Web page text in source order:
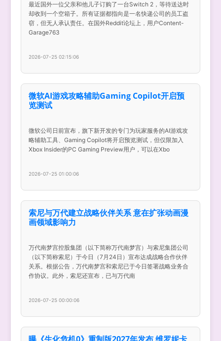
最近国外一位父亲和他儿子订购了一台Switch 2，等待送达时
却收到一个空箱子。所有证据都指向是一名快递公司的员工盗
窃，但无人承认责任。在国外Reddit论坛上，用户Content-
Garage763
2026-07-25 02:15:06
微软AI游戏攻略辅助Gaming Copilot开启预
览测试
微软公司日前宣布，旗下新开发的专门为玩家服务的AI游戏攻
略辅助工具、Gaming Copilot将开启预览测试，但仅限加入
Xbox Insider的PC Gaming Preview用户，可以在Xbo
2026-07-25 01:00:06
索尼与万代建立战略伙伴关系 意在扩张动画漫
画领域影响力
万代南梦宫控股集团（以下简称万代南梦宫）与索尼集团公司
（以下简称索尼）于今日（7月24日）宣布达成战略合作伙伴
关系。根据公告，万代南梦宫和索尼已于今日签署战略业务合
作协议。此外，索尼还宣布，已与万代南
2026-07-25 00:00:06